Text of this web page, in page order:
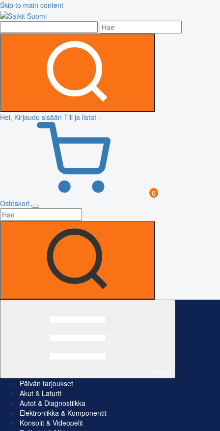
Skip to main content
Hei, Kirjaudu sisään Tili ja listat
0
Ostoskori
Päivän tarjoukset
Akut & Laturit
Autot & Diagnostiikka
Elektroniikka & Komponentit
Konsolit & Videopelit